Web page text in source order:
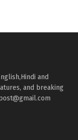
and
and breaking